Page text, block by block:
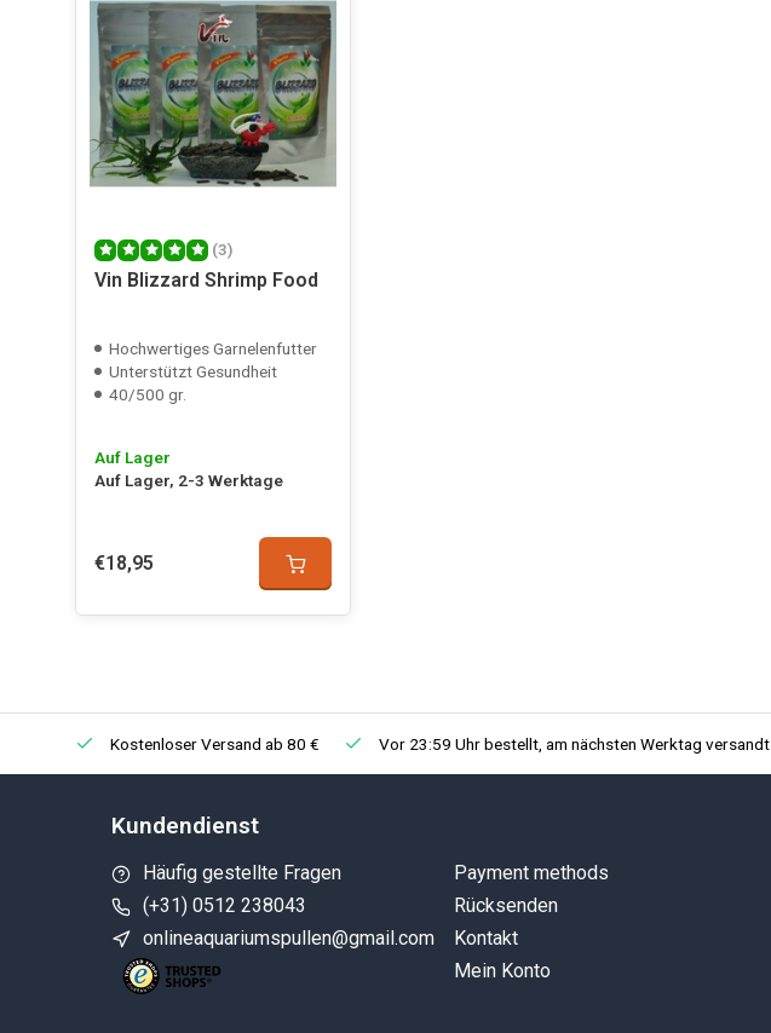
(3)
Vin Blizzard Shrimp Food
Hochwertiges Garnelenfutter
Unterstützt Gesundheit
40/500 gr.
Auf Lager
Auf Lager, 2-3 Werktage
€18,95
Kostenloser Versand ab 80 € Vor 23:59 Uhr bestellt, am nächsten Werktag versandt
Kundendienst
Häufig gestellte Fragen
(+31) 0512 238043
onlineaquariumspullen@gmail.com
Payment methods
Rücksenden
Kontakt
Mein Konto